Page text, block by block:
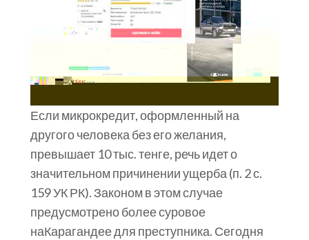
Если микрокредит, оформленный на
другого человека без его желания,
превышает 10 тыс. тенге, речь идет о
значительном причинении ущерба (п. 2 с.
159 УК РК). Законом в этом случае
предусмотрено более суровое
наКарагандее для преступника. Сегодня